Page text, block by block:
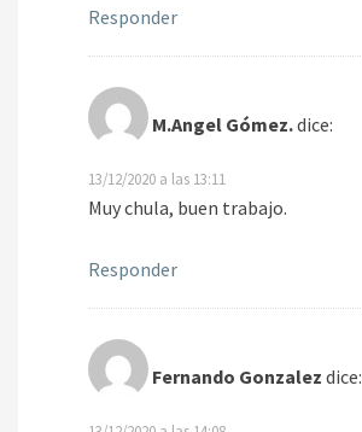
Responder
M.Angel Gómez.dice:
13/12/2020 a las 13:11
Muy chula, buen trabajo.
Responder
Fernando Gonzalez dice: